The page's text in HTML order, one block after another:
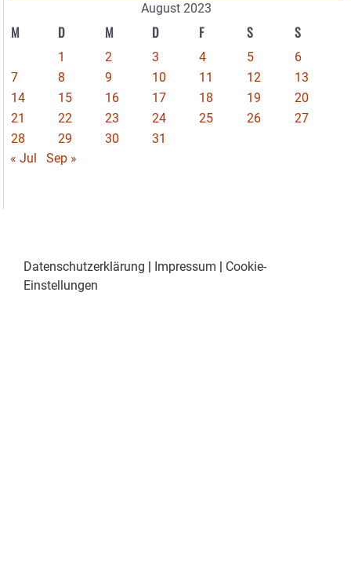
August 2023
M D M D F S S
1 2 3 4 5
6
7
8 9 10 11 12
13
14
15 16 17 18 19
20
21
22 23 24 25 26
27
28
29 30
31
« Jul
Sep »
Datenschutzerklärung Impressum
Cookie-
Einstellungen